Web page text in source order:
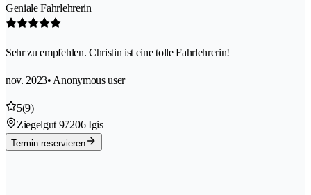
Geniale Fahrlehrerin
Sehr zu empfehlen. Christin ist eine tolle Fahrlehrerin!
nov. 2023• Anonymous user
5(9)
Ziegelgut 97206 Igis
Termin reservieren